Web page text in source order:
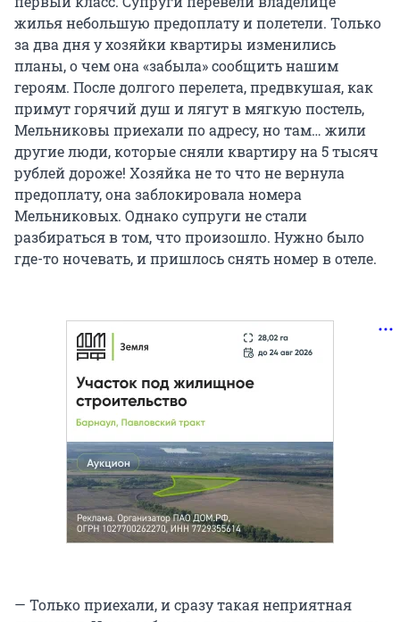
жилья небольшую предоплату и полетели. Только
за два дня у хозяйки квартиры изменились
планы, о чем она «забыла» сообщить нашим
героям. После долгого перелета, предвкушая, как
примут горячий душ и лягут в мягкую постель,
Мельниковы приехали по адресу, но там… жили
другие люди, которые сняли квартиру на 5 тысяч
рублей дороже! Хозяйка не то что не вернула
предоплату, она заблокировала номера
Мельниковых. Однако супруги не стали
разбираться в том, что произошло. Нужно было
где-то ночевать, и пришлось снять номер в отеле.
— Только приехали, и сразу такая неприятная